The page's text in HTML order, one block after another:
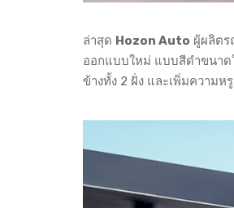
ล่าสุด Hozon Auto ผู้ผลิตร
ออกแบบใหม่ แบบสีดำขนาด
ข้างทั้ง 2 ฝั่ง และเพิ่มความห